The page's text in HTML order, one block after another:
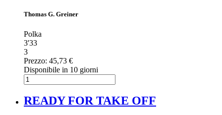
Thomas G. Greiner
Polka
3'33
3
Prezzo: 45,73 €
Disponibile in 10 giorni
READY FOR TAKE OFF